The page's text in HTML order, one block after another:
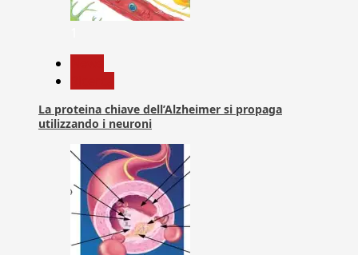
La proteina chiave dell’Alzheimer si propaga
utilizzando i neuroni